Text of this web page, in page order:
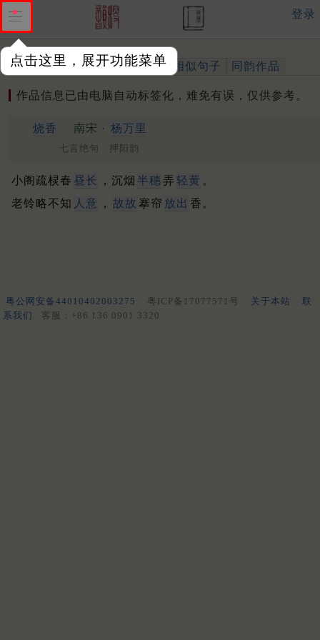
点击这里，展开功能菜单
登录
作品 标注四声 出处、引用 相似句子 同韵作品
作品信息已由电脑自动标签化，难免有误，仅供参考。
烧香 南宋 · 杨万里
七言绝句 押阳韵
小阁疏棂春 昼长 ，沉烟 半穗 弄 轻黄 。
老铃略不知 人意 ， 故故 搴帘 放出 香。
粤公网安备44010402003275 粤ICP备17077571号 关于本站
联
系我们
客服：+86 136 0901 3320